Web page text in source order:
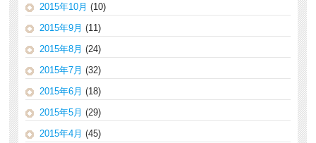
2015年10月 (10)
2015年9月 (11)
2015年8月 (24)
2015年7月 (32)
2015年6月 (18)
2015年5月 (29)
2015年4月 (45)